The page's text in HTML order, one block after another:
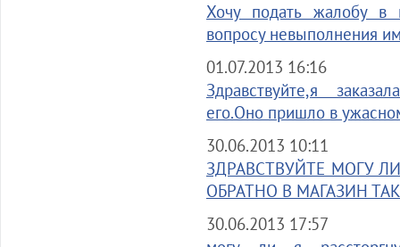
Хочу подать жалобу в
вопросу невыполнения
01.07.2013 16:16
Здравствуйте,я
его.Оно пришло в
30.06.2013 10:11
ЗДРАВСТВУЙТЕ МОГУ
ОБРАТНО В МАГАЗИН
30.06.2013 17:57